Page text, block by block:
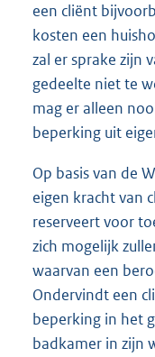
een cliënt
kosten een
zal er sprake zijn
gedeelte niet te
mag er alleen
beperking uit
Op basis van de
eigen kracht van
reserveert voor
zich mogelijk
waarvan een
Ondervindt een
beperking in het
badkamer in zijn